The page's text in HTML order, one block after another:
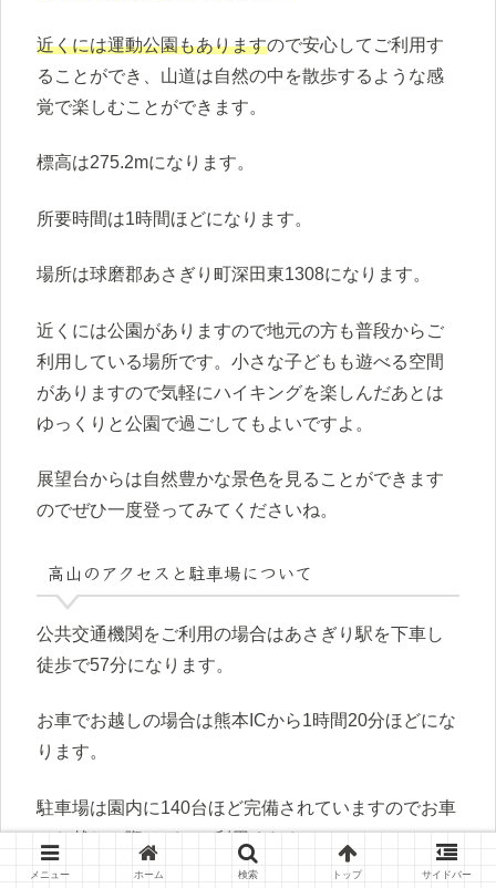
近くには運動公園もありますので安心してご利用す
ることができ、山道は自然の中を散歩するような感
覚で楽しむことができます。
標高は275.2mになります。
所要時間は1時間ほどになります。
場所は球磨郡あさぎり町深田東1308になります。
近くには公園がありますので地元の方も普段からご
利用している場所です。小さな子どもも遊べる空間
がありますので気軽にハイキングを楽しんだあとは
ゆっくりと公園で過ごしてもよいですよ。
展望台からは自然豊かな景色を見ることができます
のでぜひ一度登ってみてくださいね。
高山のアクセスと駐車場について
公共交通機関をご利用の場合はあさぎり駅を下車し
徒歩で57分になります。
お車でお越しの場合は熊本ICから1時間20分ほどにな
ります。
駐車場は園内に140台ほど完備されていますのでお車
でお越しの際はぜひご利用ください。
メニュー ホーム 検索 トップ サイドバー